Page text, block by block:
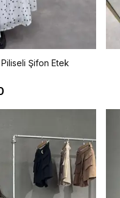
Şifon Etek